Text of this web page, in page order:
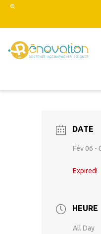
DATE
Fév 06 -
Expired!
HEURE
All Day